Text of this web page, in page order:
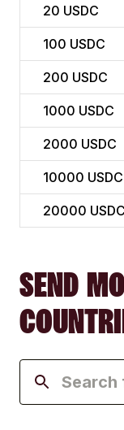
20 USDC
100 USDC
200 USDC
1000 USDC
2000 USDC
10000 USDC
20000 USDC
SEND